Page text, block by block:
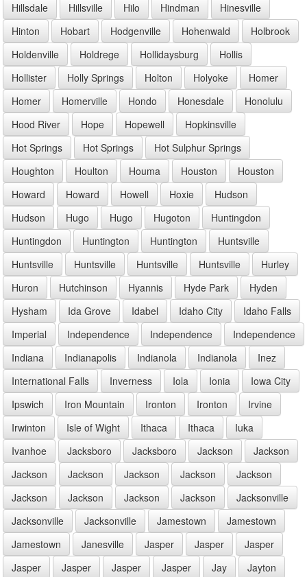
Hillsdale
Hillsville Hilo Hindman
Hinesville
Hinton
Hobart Hodgenville Hohenwald
Holbrook
Holdenville
Holdrege Hollidaysburg
Hollis
Hollister
Holly Springs Holton Holyoke
Homer
Homer
Homerville Hondo Honesdale
Honolulu
Hood River
Hope Hopewell
Hopkinsville
Hot Springs
Hot Springs
Hot Sulphur Springs
Houghton
Houlton Houma Houston
Houston
Howard
Howard Howell Hoxie
Hudson
Hudson
Hugo Hugo Hugoton
Huntingdon
Huntingdon
Huntington Huntington
Huntsville
Huntsville
Huntsville Huntsville Huntsville
Hurley
Huron
Hutchinson Hyannis Hyde Park
Hyden
Hysham
Ida Grove Idabel Idaho City
Idaho Falls
Imperial
Independence Independence
Independence
Indiana
Indianapolis Indianola Indianola
Inez
International Falls
Inverness Iola Ionia
Iowa City
Ipswich
Iron Mountain Ironton Ironton
Irvine
Irwinton
Isle of Wight Ithaca Ithaca
Iuka
Ivanhoe
Jacksboro Jacksboro Jackson
Jackson
Jackson
Jackson Jackson Jackson
Jackson
Jackson
Jackson Jackson Jackson
Jacksonville
Jacksonville
Jacksonville Jamestown
Jamestown
Jamestown
Janesville Jasper Jasper
Jasper
Jasper
Jasper Jasper Jasper Jay Jayton